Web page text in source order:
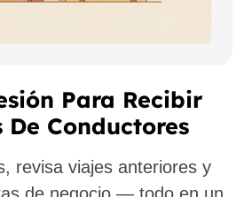
Para Recibir
De Conductores
revisa viajes anteriores y